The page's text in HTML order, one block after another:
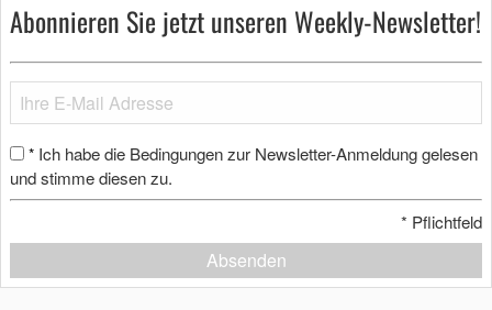
Abonnieren Sie jetzt unseren Weekly-Newsletter!
* Ich habe die Bedingungen zur Newsletter-Anmeldung gelesen
und stimme diesen zu.
* Pflichtfeld
Absenden